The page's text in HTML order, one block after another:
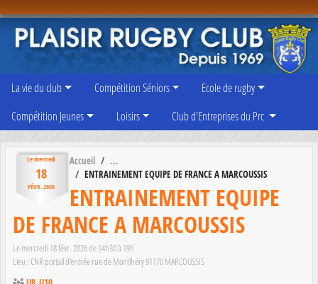
La vie du club Compétition Séniors
Ecole de rugby
Compétition Jeunes
Loisirs Club d'Entreprises du Prc
Lemercredi
18
FÉVR.2026
Accueil
ENTRAINEMENT EQUIPE DE FRANCE A MARCOUSSIS
ENTRAINEMENT EQUIPE
DE FRANCE A MARCOUSSIS
Lemercredi18févr. 2026de 14h30 à 19h
Lieu :CNR portail d'entrée rue de Montlhéry91170MARCOUSSIS
Panneau de gestion des cookies